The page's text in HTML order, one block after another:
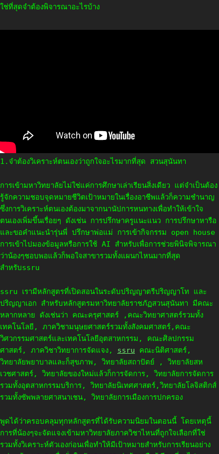
ใช่ที่สุดจำต้องพิจารณาอะไรบ้าง
1.จำต้องวิเคราะห์ตนเองว่าถูกใจอะไรมากที่สุด สวนสุนันทา
การเข้ามหาวิทยาลัยไม่ใช่แค่การศึกษาเล่าเรียนสิ่งเดียว แต่จำเป็นต้อง
รู้จักความชอบจุดหมายชีวิตเป้าหมายในเรื่องอาชีพแล้วก็ความชำนาญ
ซึ่งการวิเคราะห์ตนเองต้องมาจากนานัปการหนทางเพื่อทำให้เข้าใจ
ตนเองเพิ่มขึ้นเรื่อยๆ ดังเช่น การปรึกษาครูแนะแนว การปรึกษาหารือ
และขอคำแนะนำรุ่นพี่ ปรึกษาพ่อแม่ การเข้ากิจกรรม open house
การเข้าไปมองข้อมูลหรือการใช้ AI สำหรับเพื่อการช่วยพินิจพิจารณา
ว่าน้องๆชอบพอแล้วก็พอใจสาขารวมทั้งแผนกไหนมากที่สุด
สำหรับssru
ssru เรามีหลักสูตรที่เปิดสอนในระดับปริญญาตรีปริญญาโท และ
ปริญญาเอก สำหรับหลักสูตรมหาวิทยาลัยราชภัฏสวนสุนันทา มีคณะ
หลากหลาย ดังเช่นว่า คณะครุศาสตร์ ,คณะวิทยาศาสตร์รวมทั้ง
เทคโนโลยี, ภาควิชามนุษยศาสตร์รวมทั้งสังคมศาสตร์,คณะ
วิศวกรรมศาสตร์และเทคโนโลยีอุตสาหกรรม, คณะศิลปกรรม
ศาสตร์, ภาควิชาวิทยาการจัดแจง, ssru คณะนิติศาสตร์,
วิทยาลัยพยาบาลและก็สุขภาพ, วิทยาลัยสถาปัตย์ , วิทยาลัยสห
เวชศาสตร์, วิทยาลัยของใหม่แล้วก็การจัดการ, วิทยาลัยการจัดการ
รวมทั้งอุตสาหกรรมบริการ, วิทยาลัยนิเทศศาสตร์,วิทยาลัยโลจิสติกส์
รวมทั้งซัพพลายศาสนาเชน, วิทยาลัยการเมืองการปกครอง
พูดได้ว่าครอบคลุมทุกหลักสูตรที่ได้รับความนิยมในตอนนี้ โดยเหตุนี้
การที่น้องๆจะจัดแจงเข้ามหาวิทยาลัยภาควิชาไหนที่ถูกใจเลือกที่ใช่
รวมทั้งวิเคราะห์ตัวเองก่อนเพื่อทำให้มีเป้าหมายสำหรับการเรียนอย่าง